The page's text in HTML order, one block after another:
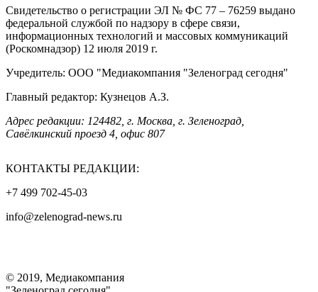
Свидетельство о регистрации ЭЛ № ФС 77 – 76259 выдано
федеральной службой по надзору в сфере связи,
информационных технологий и массовых коммуникаций
(Роскомнадзор) 12 июля 2019 г.
Учредитель: ООО "Медиакомпания "Зеленоград сегодня"
Главный редактор: Кузнецов А.З.
Адрес редакции: 124482, г. Москва, г. Зеленоград,
Савёлкинский проезд 4, офис 807
КОНТАКТЫ РЕДАКЦИИ:
+7 499 702-45-03
info@zelenograd-news.ru
© 2019, Медиакомпания